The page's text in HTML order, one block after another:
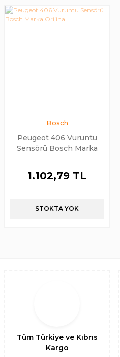
Bosch
Peugeot 406 Vuruntu
Sensörü Bosch Marka
1.102,79 TL
STOKTA YOK
Tüm Türkiye ve Kıbrıs
Kargo